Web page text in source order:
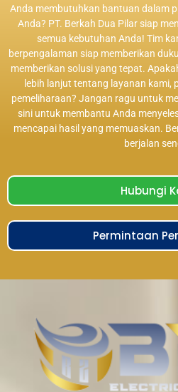
Anda membutuhkan bantuan dalam
Anda? PT. Berkah Dua Pilar siap
semua kebutuhan Anda! Tim
berpengalaman siap memberikan
memberikan solusi yang tepat.
lebih lanjut tentang layanan kami,
pemeliharaan? Jangan ragu untuk
sini untuk membantu Anda
mencapai hasil yang memuaskan.
berjalan
Hubungi
Permintaan